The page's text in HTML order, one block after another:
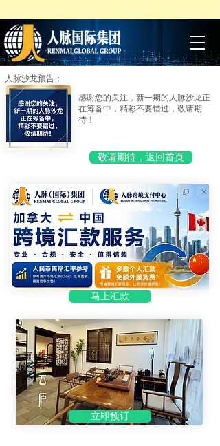
人脉沙龙预告：
感谢您的关注，新一期的人脉沙龙正
在筹备中，精彩不要错过，敬请期
待！
敬请期待，返回首页
马上汇款
立即预订